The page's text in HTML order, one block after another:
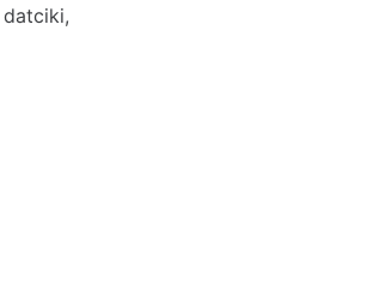
datciki,